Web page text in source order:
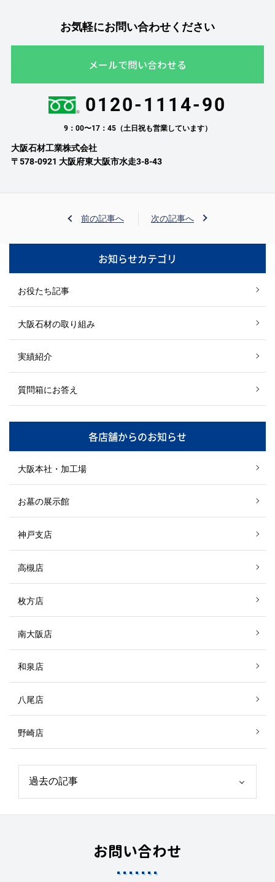
お気軽にお問い合わせください
メールで問い合わせる
0120-1114-90
9：00〜17：45（土日祝も営業しています）
大阪石材工業株式会社
〒578-0921 大阪府東大阪市水走3-8-43
前の記事へ 次の記事へ
お知らせカテゴリ
お役たち記事
大阪石材の取り組み
実績紹介
質問箱にお答え
各店舗からのお知らせ
大阪本社・加工場
お墓の展示館
神戸支店
高槻店
枚方店
南大阪店
和泉店
八尾店
野崎店
お問い合わせ